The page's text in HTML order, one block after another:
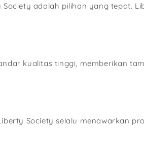
adalah pilihan yang tepat.
kualitas tinggi, memberikan
Society selalu menawarkan